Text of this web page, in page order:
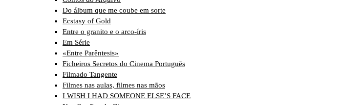
Do álbum que me coube em sorte
Ecstasy of Gold
Entre o granito e o arco-íris
Em Série
«Entre Parêntesis»
Ficheiros Secretos do Cinema Português
Filmado Tangente
Filmes nas aulas, filmes nas mãos
I WISH I HAD SOMEONE ELSE’S FACE